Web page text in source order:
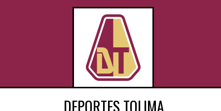
DEPORTES TOLIMA